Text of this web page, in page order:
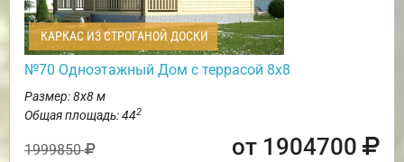
КАРКАС ИЗ СТРОГАНОЙ ДОСКИ
№70 Одноэтажный Дом с террасой 8х8
Размер: 8х8 м
Общая площадь: 442
1999850 от 1904700